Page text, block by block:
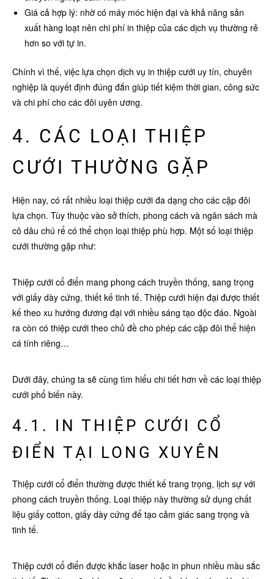
Giá cả hợp lý: nhờ có máy móc hiện đại và khả năng sản
xuất hàng loạt nên chi phí in thiệp của các dịch vụ thường rẻ
hơn so với tự in.
Chính vì thế, việc lựa chọn dịch vụ in thiệp cưới uy tín, chuyên
nghiệp là quyết định đúng đắn giúp tiết kiệm thời gian, công sức
và chi phí cho các đôi uyên ương.
4. CÁC LOẠI THIỆP
CƯỚI THƯỜNG GẶP
Hiện nay, có rất nhiều loại thiệp cưới đa dạng cho các cặp đôi
lựa chọn. Tùy thuộc vào sở thích, phong cách và ngân sách mà
cô dâu chú rể có thể chọn loại thiệp phù hợp. Một số loại thiệp
cưới thường gặp như:
Thiệp cưới cổ điển mang phong cách truyền thống, sang trọng
với giấy dày cứng, thiết kế tinh tế. Thiệp cưới hiện đại được thiết
kế theo xu hướng đương đại với nhiều sáng tạo độc đáo. Ngoài
ra còn có thiệp cưới theo chủ đề cho phép các cặp đôi thể hiện
cá tính riêng…
Dưới đây, chúng ta sẽ cùng tìm hiểu chi tiết hơn về các loại thiệp
cưới phổ biến này.
4.1. IN THIỆP CƯỚI CỔ
ĐIỂN TẠI LONG XUYÊN
Thiệp cưới cổ điển thường được thiết kế trang trọng, lịch sự với
phong cách truyền thống. Loại thiệp này thường sử dụng chất
liệu giấy cotton, giấy dày cứng để tạo cảm giác sang trọng và
tinh tế.
Thiệp cưới cổ điển được khắc laser hoặc in phun nhiều màu sắc